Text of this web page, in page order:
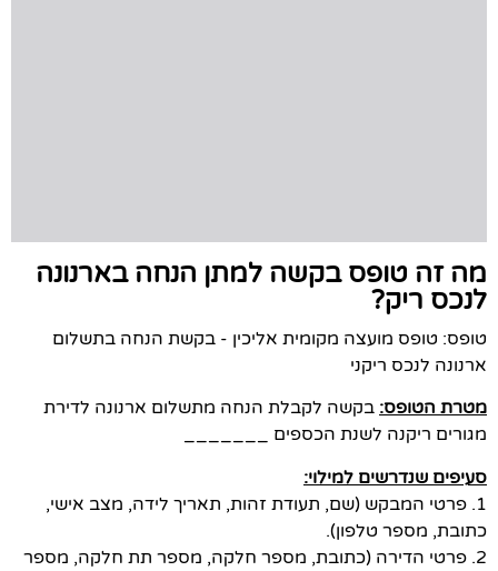
מה זה טופס בקשה למתן הנחה בארנונה
לנכס ריק?
טופס: טופס מועצה מקומית אליכין - בקשת הנחה בתשלום
ארנונה לנכס ריקני
מטרת הטופס: בקשה לקבלת הנחה מתשלום ארנונה לדירת
מגורים ריקנה לשנת הכספים _______
סעיפים שנדרשים למילוי:
1. פרטי המבקש (שם, תעודת זהות, תאריך לידה, מצב אישי,
כתובת, מספר טלפון).
2. פרטי הדירה (כתובת, מספר חלקה, מספר תת חלקה, מספר